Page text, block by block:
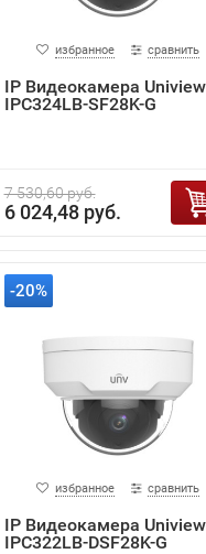
избранное сравнить
IP Видеокамера Uniview
IPC324LB-SF28K-G
7 530,60 руб.
6 024,48 руб.
-20%
избранное сравнить
IP Видеокамера Uniview
IPC322LB-DSF28K-G